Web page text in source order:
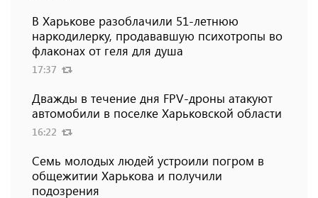
В Харькове разоблачили 51-летнюю
наркодилерку, продававшую психотропы во
флаконах от геля для душа
17:37
Дважды в течение дня FPV-дроны атакуют
автомобили в поселке Харьковской области
16:22
Семь молодых людей устроили погром в
общежитии Харькова и получили
подозрения